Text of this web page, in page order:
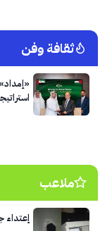
ثقافة وفن
ملاعب